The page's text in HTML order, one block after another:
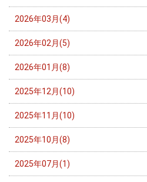
2026年03月(4)
2026年02月(5)
2026年01月(8)
2025年12月(10)
2025年11月(10)
2025年10月(8)
2025年07月(1)